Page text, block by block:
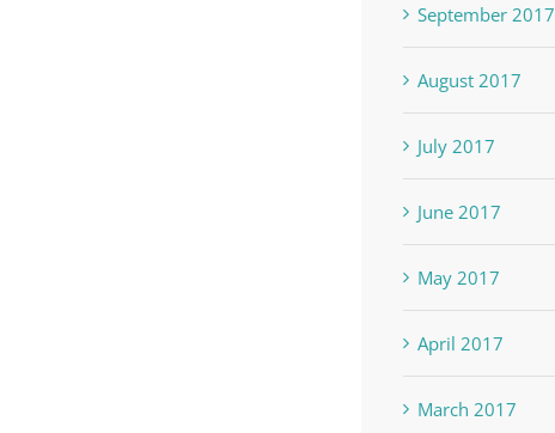
September 2017
August 2017
July 2017
June 2017
May 2017
April 2017
March 2017